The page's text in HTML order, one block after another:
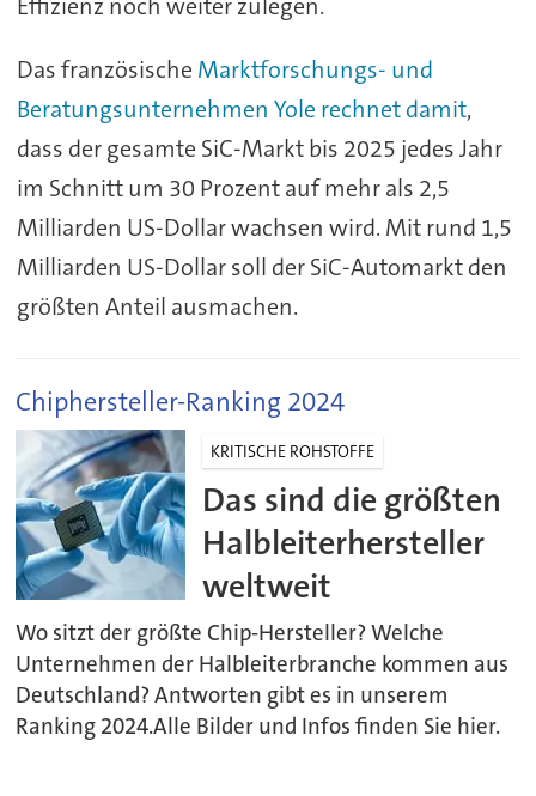
Das französische Marktforschungs- und
Beratungsunternehmen Yole rechnet damit,
dass der gesamte SiC-Markt bis 2025 jedes Jahr
im Schnitt um 30 Prozent auf mehr als 2,5
Milliarden US-Dollar wachsen wird. Mit rund 1,5
Milliarden US-Dollar soll der SiC-Automarkt den
größten Anteil ausmachen.
Chiphersteller-Ranking 2024
KRITISCHE ROHSTOFFE
Das sind die größten
Halbleiterhersteller
weltweit
Wo sitzt der größte Chip-Hersteller? Welche
Unternehmen der Halbleiterbranche kommen aus
Deutschland? Antworten gibt es in unserem
Ranking 2024.Alle Bilder und Infos finden Sie hier.